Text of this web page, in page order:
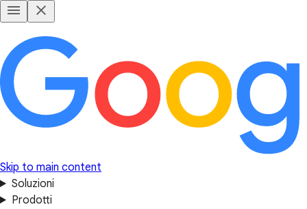
Skip to main content
Soluzioni
Prodotti